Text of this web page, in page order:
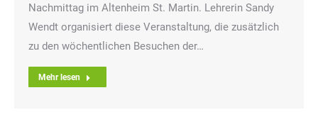
Nachmittag im Altenheim St. Martin. Lehrerin Sandy
Wendt organisiert diese Veranstaltung, die zusätzlich
zu den wöchentlichen Besuchen der…
Mehr lesen